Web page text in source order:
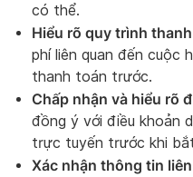
có thể.
Hiểu rõ quy trình
phí liên quan đến cuộc
thanh toán trước.
Chấp nhận và hiểu rõ
đồng ý với điều khoản
trực tuyến trước khi
Xác nhận thông tin